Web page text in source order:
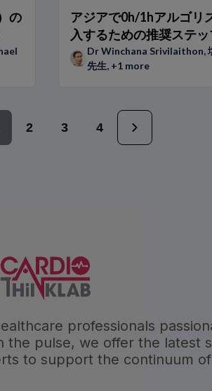
の
アジアで0h/1hアルゴリ
入するための推奨ステ
Dr Winchana Srivilaithon,
先生, +1 more
2 3 4
professionals
pulse, we offer the latest
to support the continuum